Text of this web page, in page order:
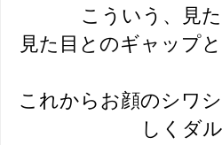
こういう、見
見た目とのギャップ
これからお顔のシワ
しくダ